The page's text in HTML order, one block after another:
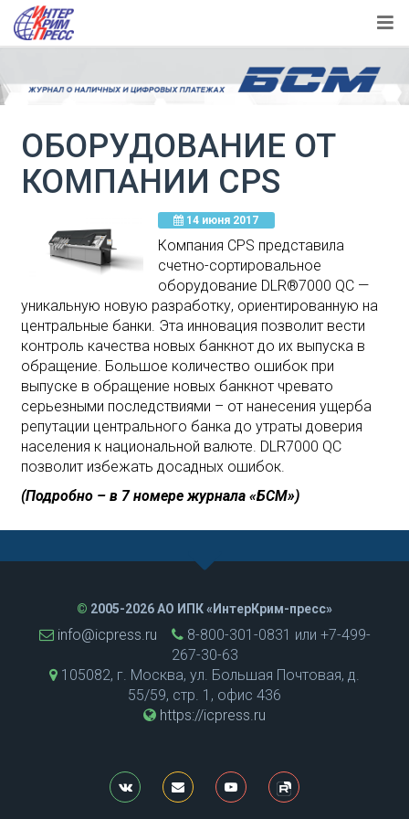
ОБОРУДОВАНИЕ ОТ
КОМПАНИИ CPS
14 июня 2017
Компания CPS представила
счетно-сортировальное
оборудование DLR®7000 QC —
уникальную новую разработку, ориентированную на
центральные банки. Эта инновация позволит вести
контроль качества новых банкнот до их выпуска в
обращение. Большое количество ошибок при
выпуске в обращение новых банкнот чревато
серьезными последствиями – от нанесения ущерба
репутации центрального банка до утраты доверия
населения к национальной валюте. DLR7000 QC
позволит избежать досадных ошибок.
(Подробно – в 7 номере журнала «БСМ»)
© 2005-2026 АО ИПК «ИнтерКрим-пресс»
info@icpress.ru
8-800-301-0831 или +7-499-
267-30-63
105082, г. Москва, ул. Большая Почтовая, д.
55/59, стр. 1, офис 436
https://icpress.ru